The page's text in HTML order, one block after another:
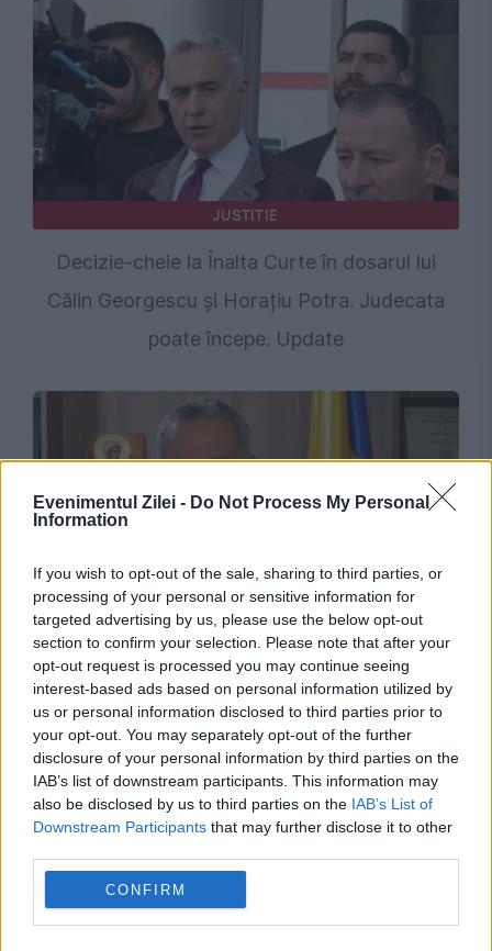
Evenimentul Zilei - Do Not Process My Personal
Information
If you wish to opt-out of the sale, sharing to third parties, or
processing of your personal or sensitive information for
targeted advertising by us, please use the below opt-out
section to confirm your selection. Please note that after your
opt-out request is processed you may continue seeing
interest-based ads based on personal information utilized by
us or personal information disclosed to third parties prior to
your opt-out. You may separately opt-out of the further
disclosure of your personal information by third parties on the
IAB’s list of downstream participants. This information may
also be disclosed by us to third parties on the IAB’s List of
Downstream Participants that may further disclose it to other
CONFIRM
JUSTITIE
Decizie-cheie la Înalta Curte în dosarul lui
Călin Georgescu și Horațiu Potra. Judecata
poate începe. Update
JUSTITIE
Zi decisivă la Înalta Curte. Călin Georgescu
află dacă dosarul merge mai departe